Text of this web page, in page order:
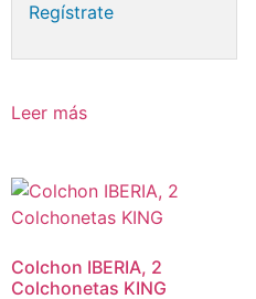
Regístrate
Leer más
Colchon IBERIA, 2
Colchonetas KING